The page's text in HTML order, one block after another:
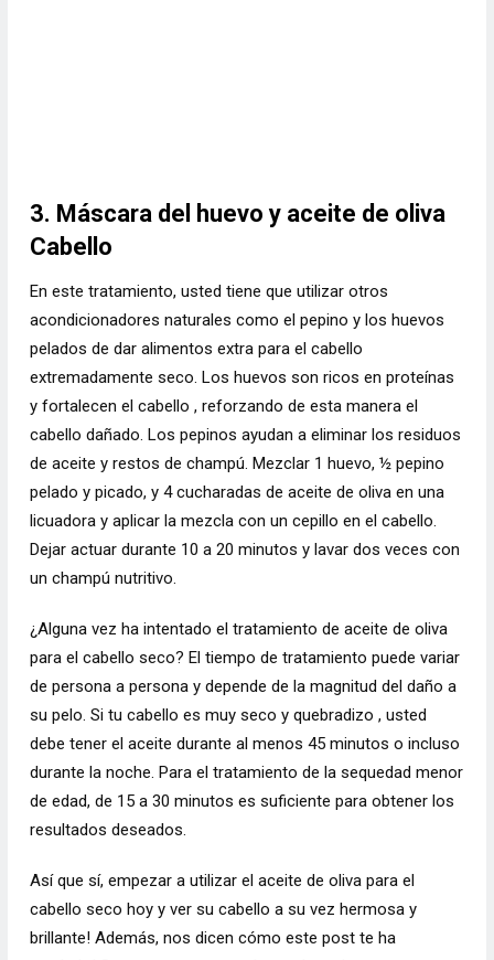
3. Máscara del huevo y aceite de oliva
Cabello
En este tratamiento, usted tiene que utilizar otros
acondicionadores naturales como el pepino y los huevos
pelados de dar alimentos extra para el cabello
extremadamente seco. Los huevos son ricos en proteínas
y fortalecen el cabello , reforzando de esta manera el
cabello dañado. Los pepinos ayudan a eliminar los residuos
de aceite y restos de champú. Mezclar 1 huevo, ½ pepino
pelado y picado, y 4 cucharadas de aceite de oliva en una
licuadora y aplicar la mezcla con un cepillo en el cabello.
Dejar actuar durante 10 a 20 minutos y lavar dos veces con
un champú nutritivo.
¿Alguna vez ha intentado el tratamiento de aceite de oliva
para el cabello seco? El tiempo de tratamiento puede variar
de persona a persona y depende de la magnitud del daño a
su pelo. Si tu cabello es muy seco y quebradizo , usted
debe tener el aceite durante al menos 45 minutos o incluso
durante la noche. Para el tratamiento de la sequedad menor
de edad, de 15 a 30 minutos es suficiente para obtener los
resultados deseados.
Así que sí, empezar a utilizar el aceite de oliva para el
cabello seco hoy y ver su cabello a su vez hermosa y
brillante! Además, nos dicen cómo este post te ha